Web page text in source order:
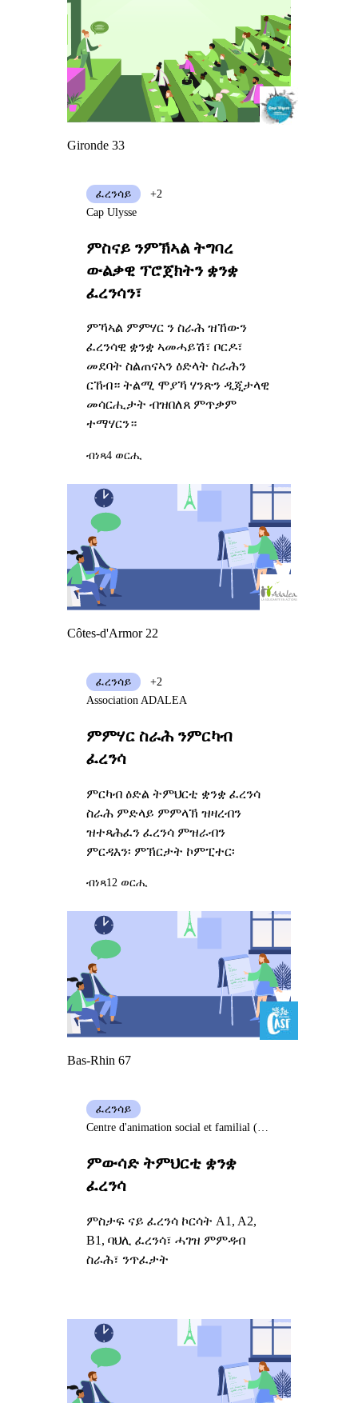
Gironde 33
ምስናይ ንምኽኣል ትግባረ
ውልቃዊ ፕሮጀክትን ቋንቋ
ፈረንሳን፣
ምኻኣል ምምሃር ን ስራሕ ዝኸውን
ፈረንሳዊ ቋንቋ ኣመሓይሽ፣ ቦርዶ፣
መደባት ስልጠናኣን ዕድላት ስራሕን
ርኸብ። ትልሚ ሞያኻ ሃንጽን ዲጂታላዊ
መሳርሒታት ብዝበለጸ ምጥቃም
ተማሃርን።
ፈረንሳይ
+2
Cap Ulysse
ብነጻ4 ወርሒ
Côtes-d'Armor 22
ምምሃር ስራሕ ንምርካብ
ፈረንሳ
ምርካብ ዕድል ትምህርቲ ቋንቋ ፈረንሳ
ስራሕ ምድላይ ምምላኽ ዝዛረብን
ዝተጻሕፈን ፈረንሳ ምዝራብን
ምርዳእን፡ ምኽርታት ኮምፒተር፡
ፈረንሳይ
+2
Association ADALEA
ብነጻ12 ወርሒ
Bas-Rhin 67
ምውሳድ ትምህርቲ ቋንቋ
ፈረንሳ
ምስታፍ ናይ ፈረንሳ ኮርሳት A1, A2,
B1, ባህሊ ፈረንሳ፣ ሓገዝ ምምዳብ
ስራሕ፣ ንጥፈታት
ፈረንሳይ
Centre d'animation social et familial (Casf) Bischwiller